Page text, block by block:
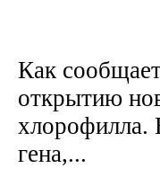
Как
открытию
хлорофилла.
гена,...